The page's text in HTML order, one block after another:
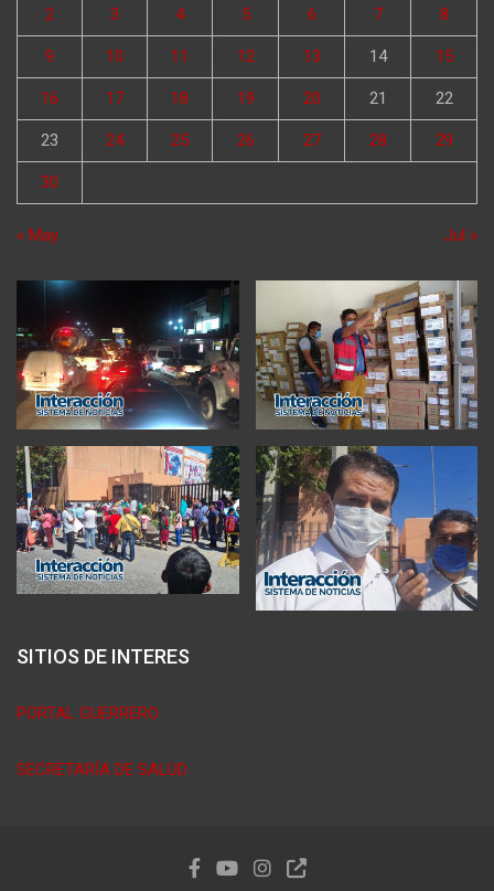
2 3 4 5 6 7 8
9 10 11 12 13 14 15
16 17 18 19 20 21 22
23 24 25 26 27 28 29
30
« May Jul »
SITIOS DE INTERES
PORTAL GUERRERO
SECRETARÍA DE SALUD